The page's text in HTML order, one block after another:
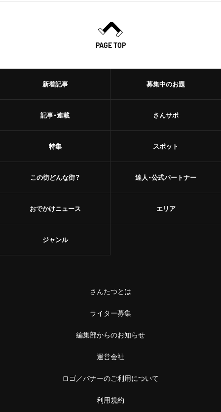
PAGE TOP
新着記事
記事・連載
特集
この街どんな街？
おでかけニュース
募集中のお題
さんサポ
スポット
達人・公式パートナー
エリア
ジャンル
さんたつとは
ライター募集
編集部からのお知らせ
運営会社
ロゴ／バナーのご利用について
利用規約